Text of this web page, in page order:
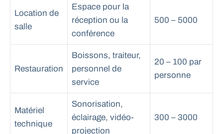
Location de
salle
Espace pour la
réception ou la
conférence
500 – 5000
Restauration
Boissons, traiteur,
personnel de
service
20 – 100 par
personne
Matériel
technique
Sonorisation,
éclairage, vidéo-
projection
300 – 3000